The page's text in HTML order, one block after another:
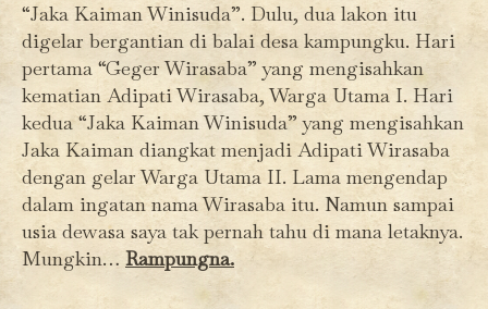
“Jaka Kaiman Winisuda”. Dulu, dua lakon itu
digelar bergantian di balai desa kampungku. Hari
pertama “Geger Wirasaba” yang mengisahkan
kematian Adipati Wirasaba, Warga Utama I. Hari
kedua “Jaka Kaiman Winisuda” yang mengisahkan
Jaka Kaiman diangkat menjadi Adipati Wirasaba
dengan gelar Warga Utama II. Lama mengendap
dalam ingatan nama Wirasaba itu. Namun sampai
usia dewasa saya tak pernah tahu di mana letaknya.
Mungkin… Rampungna.